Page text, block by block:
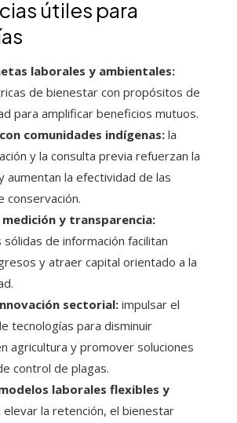
útiles para
laborales y ambientales:
de bienestar con propósitos de
para amplificar beneficios mutuos.
comunidades indígenas: la
y la consulta previa refuerzan la
aumentan la efectividad de las
conservación.
y transparencia:
de información facilitan
y atraer capital orientado a la
sectorial: impulsar el
tecnologías para disminuir
agricultura y promover soluciones
control de plagas.
laborales flexibles y
elevar la retención, el bienestar